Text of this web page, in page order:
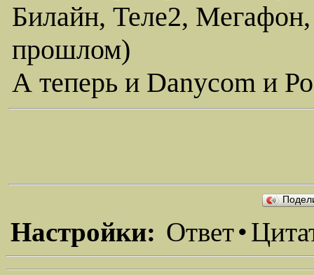
Билайн, Теле2,
прошлом)
А теперь и Danycom и
Настройки: Ответ•